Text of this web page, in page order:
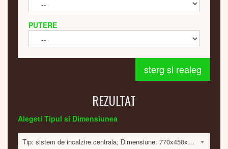
PUTERE
sterg si realeg
REZULTAT
Alegeti Tipul si Dimensiunea
Tip: sistem de incalzire centrala; Dimensiune: 770x450x30mm; 490 Watt; 9016 lei